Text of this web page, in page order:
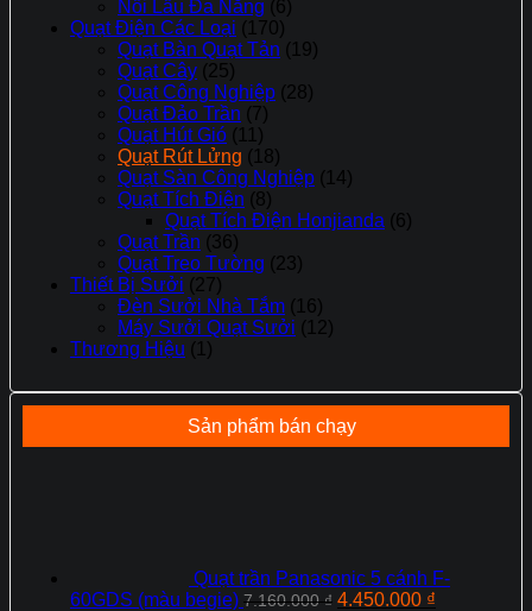
Nồi Lẩu Đa Năng (6)
Quạt Điện Các Loại (170)
Quạt Bàn Quạt Tản (19)
Quạt Cây (25)
Quạt Công Nghiệp (28)
Quạt Đảo Trần (7)
Quạt Hút Gió (11)
Quạt Rút Lửng (18)
Quạt Sàn Công Nghiệp (14)
Quạt Tích Điện (8)
Quạt Tích Điện Honjianda (6)
Quạt Trần (36)
Quạt Treo Tường (23)
Thiết Bị Sưởi (27)
Đèn Sưởi Nhà Tắm (16)
Máy Sưởi Quạt Sưởi (12)
Thương Hiệu (1)
Sản phẩm bán chạy
Quạt trần Panasonic 5 cánh F-
60GDS (màu begie) 7.160.000₫ Giá
4.450.000 ₫